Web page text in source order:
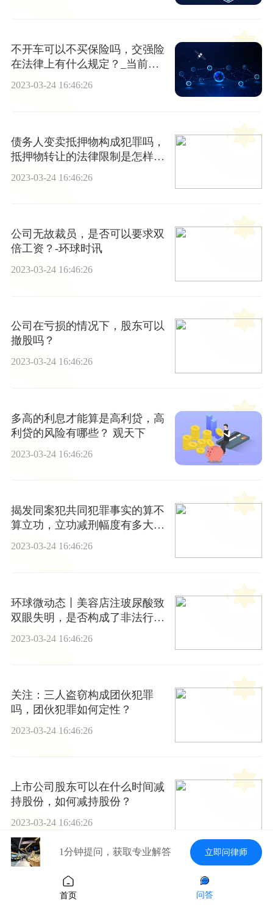
不开车可以不买保险吗，交强险
在法律上有什么规定？_当前快
报
2023-03-24 16:46:26
债务人变卖抵押物构成犯罪吗，
抵押物转让的法律限制是怎样
2023-03-24 16:46:26
公司无故裁员，是否可以要求双
倍工资？-环球时讯
2023-03-24 16:46:26
公司在亏损的情况下，股东可以
撤股吗？
2023-03-24 16:46:26
多高的利息才能算是高利贷，高
利贷的风险有哪些？ 观天下
2023-03-24 16:46:26
揭发同案犯共同犯罪事实的算不
算立功，立功减刑幅度有多大？|
当前快看
2023-03-24 16:46:26
环球微动态丨美容店注玻尿酸致
双眼失明，是否构成了非法行医
2023-03-24 16:46:26
关注：三人盗窃构成团伙犯罪
吗，团伙犯罪如何定性？
2023-03-24 16:46:26
上市公司股东可以在什么时间减
持股份，如何减持股份？
2023-03-24 16:46:26
环球最资讯丨酒驾逃逸后第二天
自首怎么处理，还会认定为自首
1分钟提问，获取专业解答 立即问律师
首页 问答